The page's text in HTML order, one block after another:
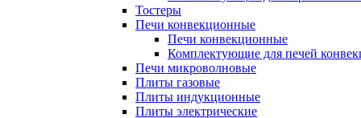
Тостеры
Печи конвекционные
Печи конвекционные
Комплектующие для печей
Печи микроволновые
Плиты газовые
Плиты индукционные
Плиты электрические